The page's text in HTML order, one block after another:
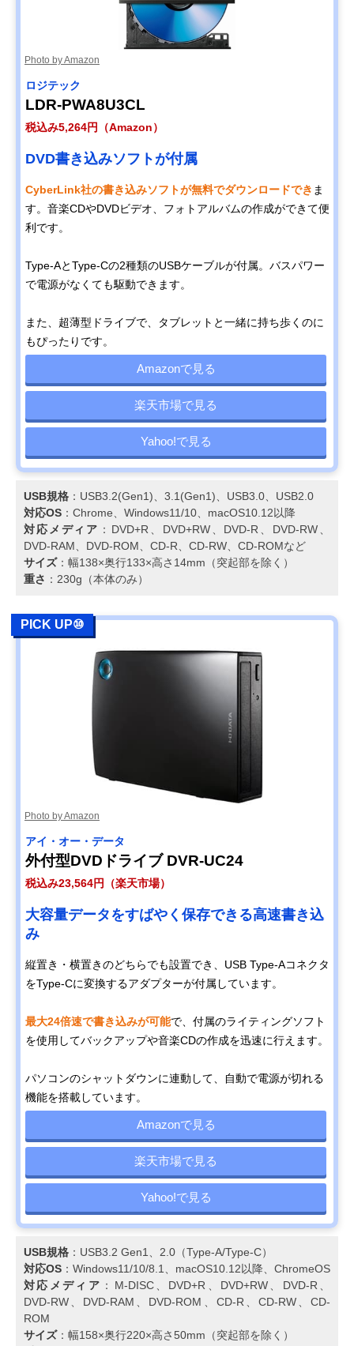
Photo by Amazon
ロジテック
LDR-PWA8U3CL
税込み5,264円（Amazon）
DVD書き込みソフトが付属
CyberLink社の書き込みソフトが無料でダウンロードでき ま
す。音楽CDやDVDビデオ、フォトアルバムの作成ができて便
利です。
Type-AとType-Cの2種類のUSBケーブルが付属。バスパワー
で電源がなくても駆動できます。
また、超薄型ドライブで、タブレットと一緒に持ち歩くのに
もぴったりです。
Amazonで見る
楽天市場で見る
Yahoo!で見る
USB規格 ：USB3.2(Gen1)、3.1(Gen1)、USB3.0、USB2.0
対応OS ：Chrome、Windows11/10、macOS10.12以降
対応メディア ：DVD+R、DVD+RW、DVD-R、DVD-RW、
DVD-RAM、DVD-ROM、CD-R、CD-RW、CD-ROMなど
サイズ：幅138×奥行133×高さ14mm（突起部を除く）
重さ ：230g（本体のみ）
PICK UP⑩
Photo by Amazon
アイ・オー・データ
外付型DVDドライブ DVR-UC24
税込み23,564円（楽天市場）
大容量データをすばやく保存できる高速書き込
み
縦置き・横置きのどちらでも設置でき、USB Type-Aコネクタ
をType-Cに変換するアダプターが付属しています。
最大24倍速で書き込みが可能で、付属のライティングソフト
を使用してバックアップや音楽CDの作成を迅速に行えます。
パソコンのシャットダウンに連動して、自動で電源が切れる
機能を搭載しています。
Amazonで見る
楽天市場で見る
Yahoo!で見る
USB規格 ：USB3.2 Gen1、2.0（Type-A/Type-C）
対応OS ：Windows11/10/8.1、macOS10.12以降、ChromeOS
対応メディア ：M-DISC、DVD+R、DVD+RW、DVD-R、
DVD-RW、DVD-RAM、DVD-ROM、CD-R、CD-RW、CD-
ROM
サイズ：幅158×奥行220×高さ50mm（突起部を除く）